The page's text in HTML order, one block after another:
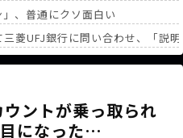
」、普通にクソ面白い
菱UFJ銀行に問い合わせ、「
ー スーファミ1447本←わぁ
フリーレン一番くじ」を記念に
さかの下剋上！？「魔族達のラ
ウントが乗っ取られ
になった…